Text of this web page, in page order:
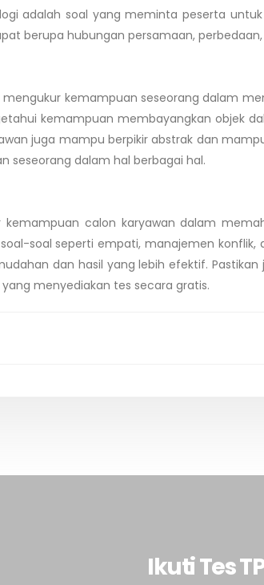
adalah soal yang meminta peserta
berupa hubungan persamaan,
mengukur kemampuan seseorang dalam
kemampuan membayangkan objek
juga mampu berpikir abstrak dan
seseorang dalam hal berbagai hal.
kemampuan calon karyawan dalam
soal seperti empati, manajemen
dan hasil yang lebih efektif.
menyediakan tes secara gratis.
Ikuti Tes